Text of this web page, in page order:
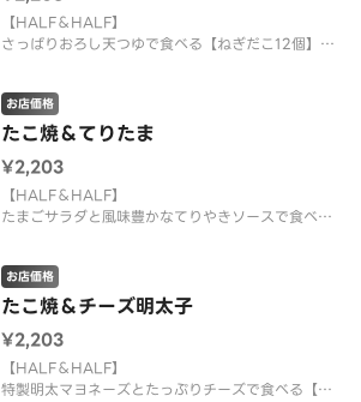
【HALF＆HALF】
さっぱりおろし天つゆで食べる【ねぎだこ12個】＆
たこ焼＆てりたま
お店価格
¥2,203
【HALF＆HALF】
たまごサラダと風味豊かなてりやきソースで食べる
たこ焼＆チーズ明太子
お店価格
¥2,203
【HALF＆HALF】
特製明太マヨネーズとたっぷりチーズで食べる【チ